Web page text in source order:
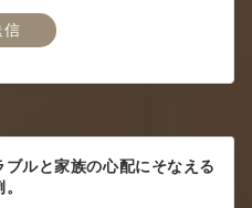
ルと家族の心配にそなえる